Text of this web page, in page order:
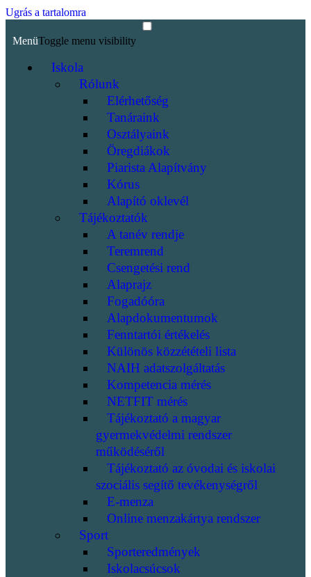
Ugrás a tartalomra
MenüToggle menu visibility
Iskola
Rólunk
Elérhetőség
Tanáraink
Osztályaink
Öregdiákok
Piarista Alapítvány
Kórus
Alapító oklevél
Tájékoztatók
A tanév rendje
Teremrend
Csengetési rend
Alaprajz
Fogadóóra
Alapdokumentumok
Fenntartói értékelés
Különös közzétételi lista
NAIH adatszolgáltatás
Kompetencia mérés
NETFIT mérés
Tájékoztató a magyar
gyermekvédelmi rendszer
működéséről
Tájékoztató az óvodai és iskolai
szociális segítő tevékenységről
E-menza
Online menzakártya rendszer
Sport
Sporteredmények
Iskolacsúcsok